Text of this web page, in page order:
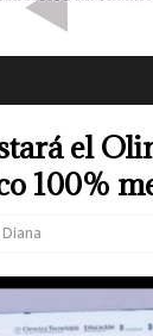
el
100%
Diana